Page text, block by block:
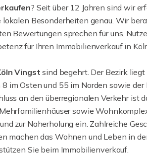
? Seit über 12 Jahren sind wir
Besonderheiten genau. Wir
Bewertungen sprechen für uns.
für Ihren Immobilienverkauf in
Vingstsind begehrt. Der Bezirk
im Osten und 55 im Norden sowie der
an den überregionalen Verkehr ist
sowie
zur Naherholung ein. Zahlreiche
machen das Wohnen und Leben in
Sie beim Immobilienverkauf.